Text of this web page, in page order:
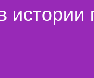
истории